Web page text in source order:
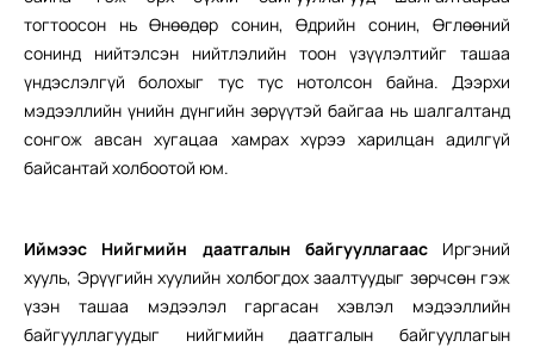
тогтоосон нь Өнөөдөр сонин, Өдрийн сонин, Өглөөний
сонинд нийтэлсэн нийтлэлийн тоон үзүүлэлтийг ташаа
үндэслэлгүй болохыг тус тус нотолсон байна. Дээрхи
мэдээллийн үнийн дүнгийн зөрүүтэй байгаа нь шалгалтанд
сонгож авсан хугацаа хамрах хүрээ харилцан адилгүй
байсантай холбоотой юм.
Иймээс Нийгмийн даатгалын байгууллагаас Иргэний
хууль, Эрүүгийн хуулийн холбогдох заалтуудыг зөрчсөн гэж
үзэн ташаа мэдээлэл гаргасан хэвлэл мэдээллийн
байгууллагуудыг нийгмийн даатгалын байгууллагын